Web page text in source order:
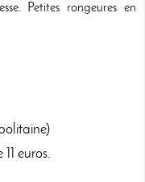
Petites rongeures en
euros.